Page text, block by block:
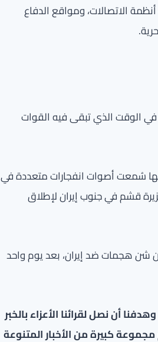
الاتصالات، ومواقع الدفاع
في الوقت الذي تبقى فيه القوات
سُمعت أصوات انفجارات متعددة في
قشم في جنوب إيران لإطلاق
شن هجمات ضد إيران، بعد يوم واحد
أن نصل لقرائنا الأعزاء بالخبر
كبيرة من الأخبار المتنوعة